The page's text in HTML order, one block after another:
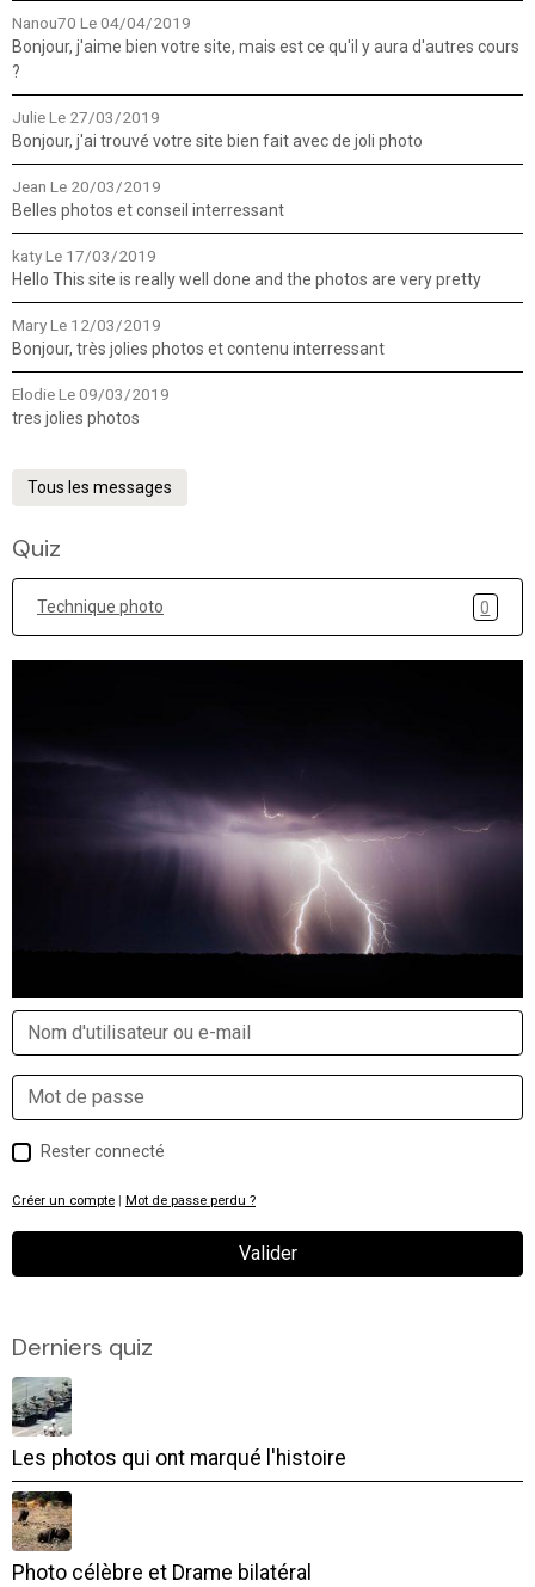
Nanou70 Le 04/04/2019
Bonjour, j'aime bien votre site, mais est ce qu'il y aura d'autres cours
?
JulieLe 27/03/2019
Bonjour, j'ai trouvé votre site bien fait avec de joli photo
Jean Le 20/03/2019
Belles photos et conseil interressant
katyLe 17/03/2019
Hello This site is really well done and the photos are very pretty
MaryLe 12/03/2019
Bonjour, très jolies photos et contenu interressant
ElodieLe 09/03/2019
tres jolies photos
Tous les messages
Quiz
Technique photo 0
Rester connecté
Créer un compte Mot de passe perdu ?
Valider
Derniers quiz
Les photos qui ont marqué l'histoire
Photo célèbre et Drame bilatéral